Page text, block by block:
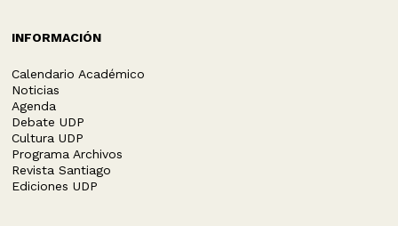
INFORMACIÓN
Calendario Académico
Noticias
Agenda
Debate UDP
Cultura UDP
Programa Archivos
Revista Santiago
Ediciones UDP